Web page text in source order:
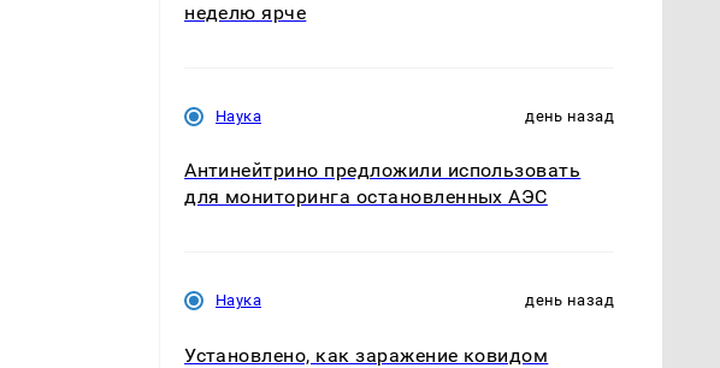
неделю ярче
Наука день назад
Антинейтрино предложили использовать
для мониторинга остановленных АЭС
Наука день назад
Установлено, как заражение ковидом